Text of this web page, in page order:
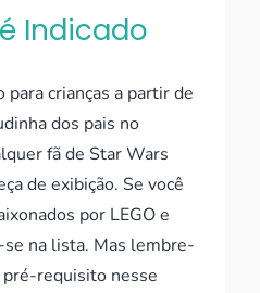
Indicado
crianças a partir de
dos pais no
fã de Star Wars
de exibição. Se você
por LEGO e
na lista. Mas lembre-
pré-requisito nesse